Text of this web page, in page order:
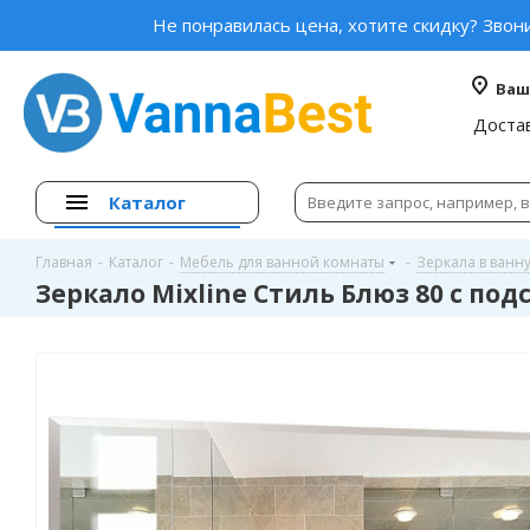
Не понравилась цена, хотите скидку?
Каталог
Главная - Каталог - Мебель для ванной комнаты - Зеркала в
Зеркало Mixline Стиль Блюз 80 с